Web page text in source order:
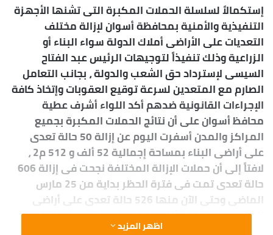
إستكمالاً لسلسلة الحملات المكبرة التى تشنها الأجهزة
التنفيذية والأمنية بمحافظة أسوان لإزالة مختلف
التعديات على الأراضى أملاك الدولة سواء البناء أو
الزراعية وذلك تنفيذاً لتوجيهات الرئيس عبد الفتاح
السيسى لإسترداد حق الشعب والدولة ، بجانب التعامل
الصارم مع المتعدين لسرعة توقيع العقوبات وإتخاذ كافة
الإجراءات القانونية ضدهم أكد اللواء أشرف عطية
محافظ أسوان على أن نتائج الحملات المكبرة بجميع
المراكز والمدن أسفرت اليوم عن إزالة 50 حالة تعدى
على أراضى البناء بمساحة إجمالية 52 ألف و 512 م2 ،
لافتاً إلى أن حملات الإزالة المختلفة نجحت فى إزالة 606
حالة تعدى تمت فى فترة الحظر بداية من 25 مارس
الماضى وحتى الآن منها 526 حالة تعدى على أراضى
البناء بمساحة 433 ألف و 583 م2 ، بجانب 80 حالة تعدى
اظهر المزيد